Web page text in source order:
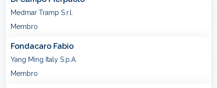
Medmar Tramp S.r.l.
Membro
Fondacaro Fabio
Yang Ming Italy S.p.A.
Membro